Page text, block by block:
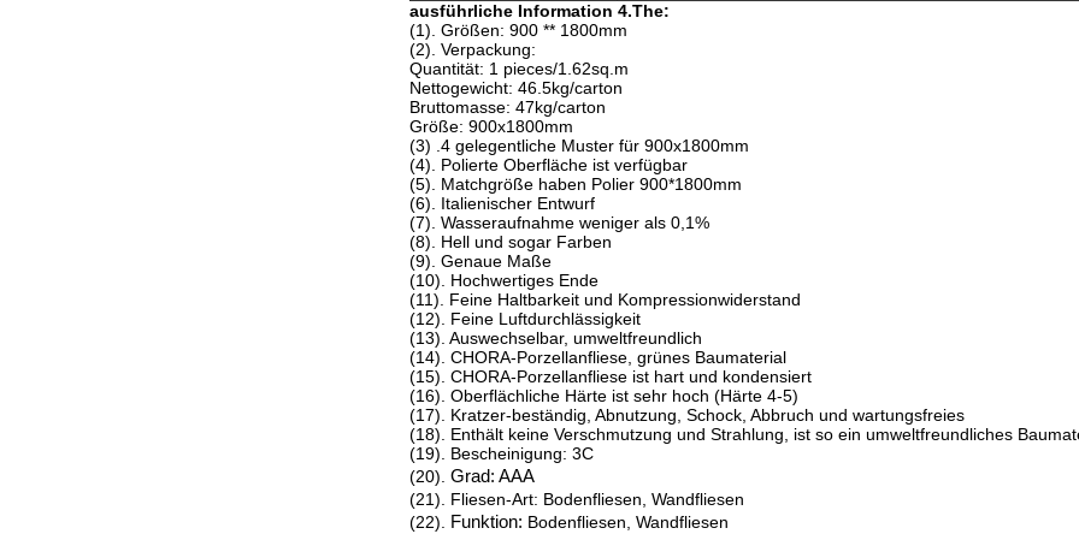
ausführliche Information 4.The:
(1). Größen: 900 ** 1800mm
(2). Verpackung:
Quantität: 1 pieces/1.62sq.m
Nettogewicht: 46.5kg/carton
Bruttomasse: 47kg/carton
Größe: 900x1800mm
(3) .4 gelegentliche Muster für 900x1800mm
(4). Polierte Oberfläche ist verfügbar
(5). Matchgröße haben Polier 900*1800mm
(6). Italienischer Entwurf
(7). Wasseraufnahme weniger als 0,1%
(8). Hell und sogar Farben
(9). Genaue Maße
(10). Hochwertiges Ende
(11). Feine Haltbarkeit und Kompressionwiderstand
(12). Feine Luftdurchlässigkeit
(13). Auswechselbar, umweltfreundlich
(14). CHORA-Porzellanfliese, grünes Baumaterial
(15). CHORA-Porzellanfliese ist hart und kondensiert
(16). Oberflächliche Härte ist sehr hoch (Härte 4-5)
(17). Kratzer-beständig, Abnutzung, Schock, Abbruch und wartungsfreies
(18). Enthält keine Verschmutzung und Strahlung, ist so ein umweltfreundliches
(19). Bescheinigung: 3C
(20). Grad: AAA
(21). Fliesen-Art: Bodenfliesen, Wandfliesen
(22).
Funktion: Bodenfliesen, Wandfliesen